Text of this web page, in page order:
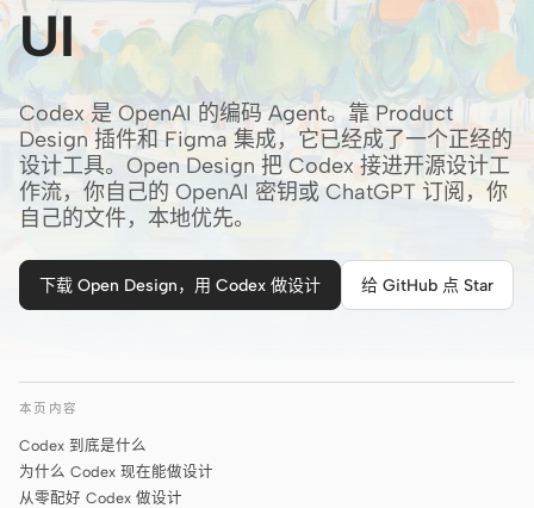
Codex Slides
AGENT
Codex
Cursor Agent
Qwen Code
UI
Codex 是 OpenAI 的编码 Agent。靠 Product
Design 插件和 Figma 集成，它已经成了一个正经的
设计工具。Open Design 把 Codex 接进开源设计工
作流，你自己的 OpenAI 密钥或 ChatGPT 订阅，你
自己的文件，本地优先。
下载 Open Design，用 Codex 做设计 给 GitHub 点 Star
本页内容
Codex 到底是什么
为什么 Codex 现在能做设计
从零配好 Codex 做设计